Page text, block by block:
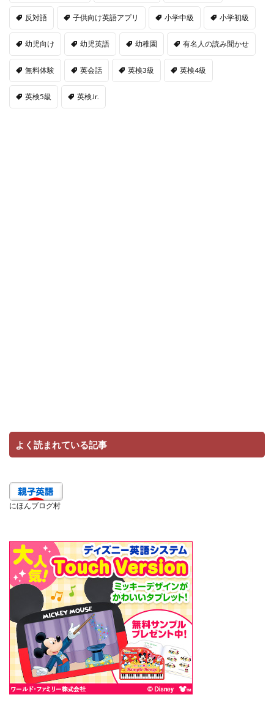
反対語 子供向け英語アプリ 小学中級 小学初級
幼児向け 幼児英語 幼稚園 有名人の読み聞かせ
無料体験 英会話 英検3級 英検4級
英検5級 英検Jr.
よく読まれている記事
にほんブログ村